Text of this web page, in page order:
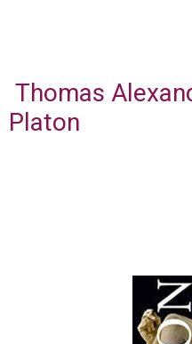
Thomas
Platon